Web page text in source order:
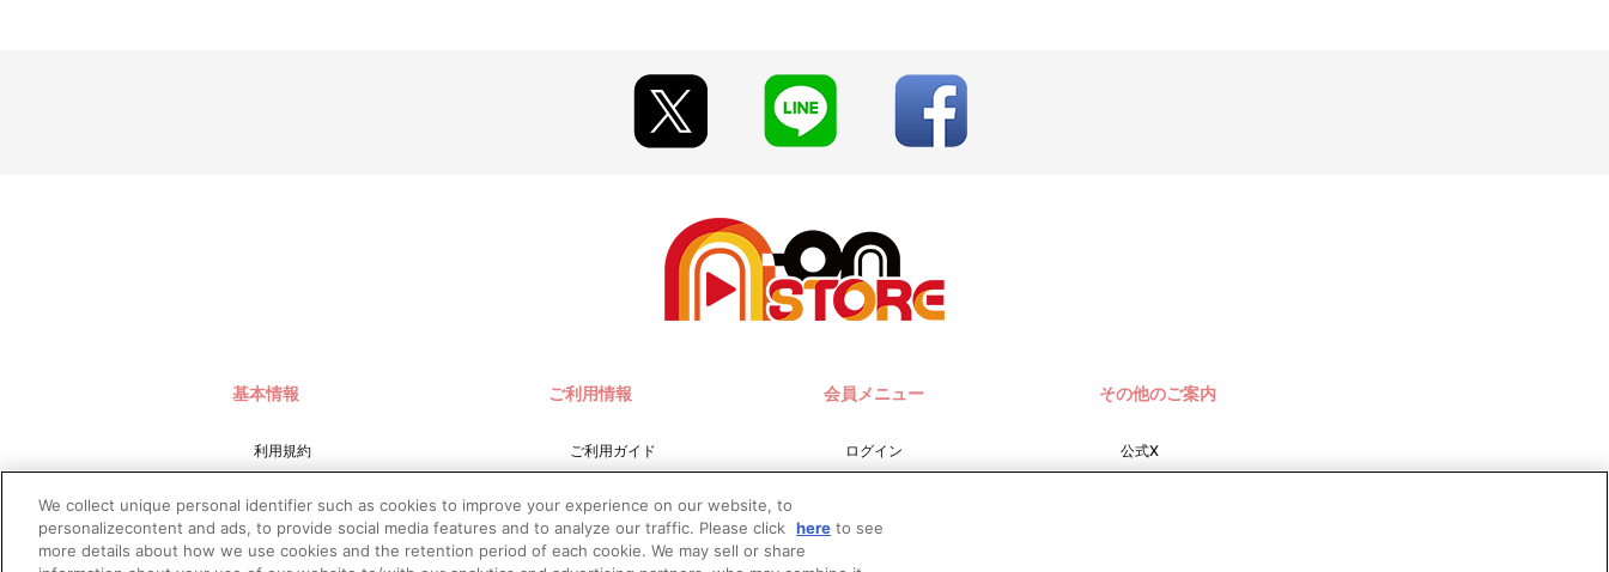
基本情報
利用規約
プライバシーポリシー
プライバシーオプション
ご利用情報
ご利用ガイド
お問い合わせ
推奨環境
会員メニュー
ログイン
新規会員登録
その他のご案内
公式X
We collect unique personal identifier such as cookies to improve your experience on our website, to
personalizecontent and ads, to provide social media features and to analyze our traffic. Please click here to see
more details about how we use cookies and the retention period of each cookie. We may sell or share